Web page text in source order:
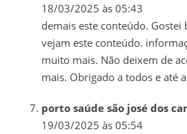
18/03/2025 às 05:43
demais este conteúdo.
vejam este conteúdo.
muito mais. Não deixem de
mais. Obrigado a todos e até
porto saúde são josé dos
19/03/2025 às 05:54